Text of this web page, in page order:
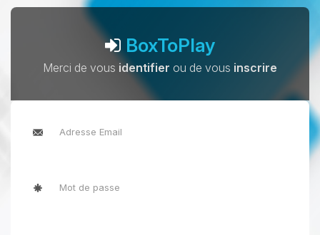
BoxToPlay
Merci de vous identifier ou de vous inscrire